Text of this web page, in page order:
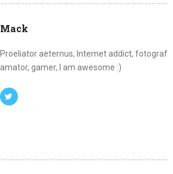
Mack
Proeliator aeternus, Internet addict, fotograf
amator, gamer, I am awesome :)